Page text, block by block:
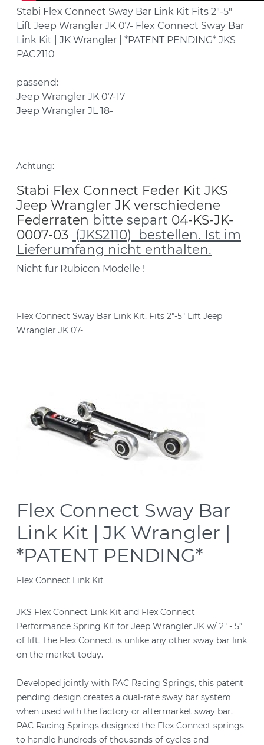
Stabi Flex Connect Sway Bar Link Kit Fits 2"-5"
Lift Jeep Wrangler JK 07- Flex Connect Sway Bar
Link Kit | JK Wrangler | *PATENT PENDING* JKS
PAC2110
passend:
Jeep Wrangler JK 07-17
Jeep Wrangler JL 18-
Achtung:
Stabi Flex Connect Feder Kit JKS
Jeep Wrangler JK verschiedene
Federraten bitte separt 04-KS-JK-
0007-03 (JKS2110) bestellen. Ist im
Lieferumfang nicht enthalten.
Nicht für Rubicon Modelle !
Flex Connect Sway Bar Link Kit, Fits 2"-5" Lift Jeep
Wrangler JK 07-
Flex Connect Sway Bar
Link Kit | JK Wrangler |
*PATENT PENDING*
Flex Connect Link Kit
JKS Flex Connect Link Kit and Flex Connect
Performance Spring Kit for Jeep Wrangler JK w/ 2" - 5”
of lift. The Flex Connect is unlike any other sway bar link
on the market today.
Developed jointly with PAC Racing Springs, this patent
pending design creates a dual-rate sway bar system
when used with the factory or aftermarket sway bar.
PAC Racing Springs designed the Flex Connect springs
to handle hundreds of thousands of cycles and